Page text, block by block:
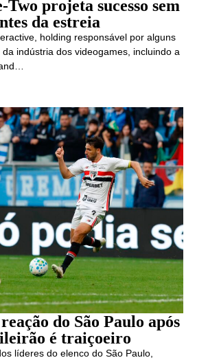
projeta sucesso sem
da estreia
holding responsável por alguns
indústria dos videogames, incluindo a
do São Paulo após
é traiçoeiro
líderes do elenco do São Paulo,